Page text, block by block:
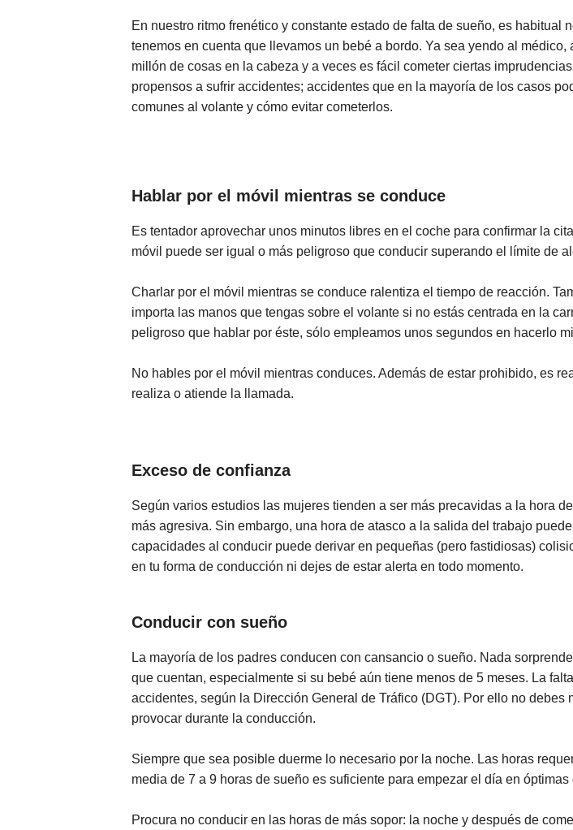
En nuestro ritmo frenético y constante estado de falta de sueño, es
tenemos en cuenta que llevamos un bebé a bordo. Ya sea yendo al
millón de cosas en la cabeza y a veces es fácil cometer ciertas
propensos a sufrir accidentes; accidentes que en la mayoría de los casos
comunes al volante y cómo evitar cometerlos.
Hablar por el móvil mientras se conduce
Es tentador aprovechar unos minutos libres en el coche para confirmar la
móvil puede ser igual o más peligroso que conducir superando el límite de
Charlar por el móvil mientras se conduce ralentiza el tiempo de reacción.
importa las manos que tengas sobre el volante si no estás centrada en la
peligroso que hablar por éste, sólo empleamos unos segundos en hacerlo
No hables por el móvil mientras conduces. Además de estar prohibido, es
realiza o atiende la llamada.
Exceso de confianza
Según varios estudios las mujeres tienden a ser más precavidas a la hora
más agresiva. Sin embargo, una hora de atasco a la salida del trabajo
capacidades al conducir puede derivar en pequeñas (pero fastidiosas)
en tu forma de conducción ni dejes de estar alerta en todo momento.
Conducir con sueño
La mayoría de los padres conducen con cansancio o sueño. Nada
que cuentan, especialmente si su bebé aún tiene menos de 5 meses. La
accidentes, según la Dirección General de Tráfico (DGT). Por ello no
provocar durante la conducción.
Siempre que sea posible duerme lo necesario por la noche. Las horas
media de 7 a 9 horas de sueño es suficiente para empezar el día en
Procura no conducir en las horas de más sopor: la noche y después de